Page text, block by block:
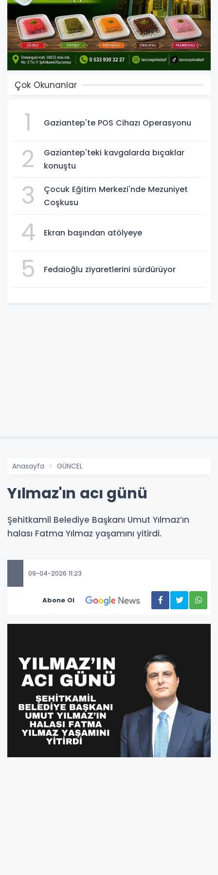
Çok Okunanlar
1 Gaziantep'te POS Cihazı Operasyonu
2
Gaziantep'teki kavgalarda bıçaklar
konuştu
3
Çocuk Eğitim Merkezi'nde Mezuniyet
Coşkusu
4 Ekran başından atölyeye
5 Fedaioğlu ziyaretlerini sürdürüyor
Anasayfa GÜNCEL
Yılmaz'ın acı günü
Şehitkamil Belediye Başkanı Umut Yılmaz’ın
halası Fatma Yılmaz yaşamını yitirdi.
09-04-2026 11:23
Abone Ol